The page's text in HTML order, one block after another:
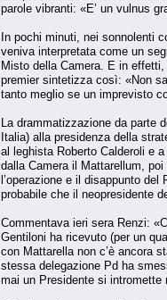
parole vibranti: «E’ un vulnus
In pochi minuti, nei sonnolenti
veniva interpretata come un
Misto della Camera. E in
premier sintetizza così: «Non
tanto meglio se un imprevisto
La drammatizzazione da parte
Italia) alla presidenza della
al leghista Roberto Calderoli e
dalla Camera il Mattarellum,
l’operazione e il disappunto
probabile che il neopresidente
Commentava ieri sera Renzi:
Gentiloni ha ricevuto (per un
con Mattarella non c’è ancora
stessa delegazione Pd ha
mai un Presidente si intromette